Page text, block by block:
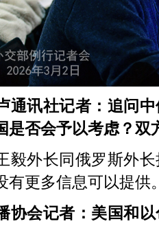
通讯社记者：追问
是否会予以考虑？
毅外长同俄罗斯外
有更多信息可以提供
协会记者：美国和